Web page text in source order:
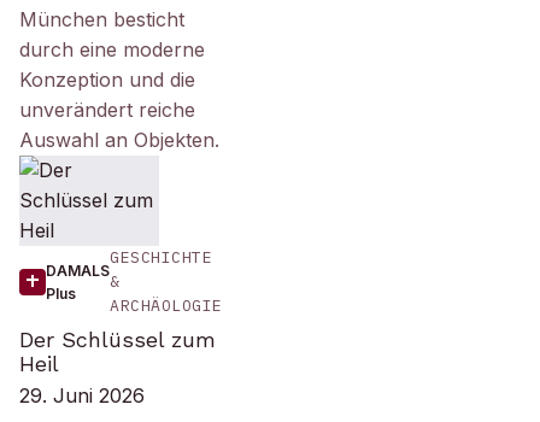
München besticht
durch eine moderne
Konzeption und die
unverändert reiche
Auswahl an Objekten.
DAMALS
Plus
GESCHICHTE
&
ARCHÄOLOGIE
Der Schlüssel zum
Heil
29. Juni 2026